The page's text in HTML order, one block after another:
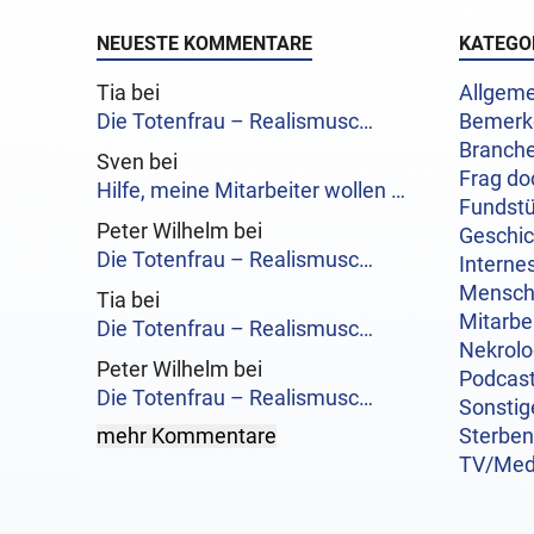
NEUESTE KOMMENTARE
Tia bei
Die Totenfrau – Realismusc…
Sven bei
Hilfe, meine Mitarbeiter wollen …
Peter Wilhelm bei
Die Totenfrau – Realismusc…
Tia bei
Die Totenfrau – Realismusc…
Peter Wilhelm bei
Die Totenfrau – Realismusc…
mehr Kommentare
Frag
TV/